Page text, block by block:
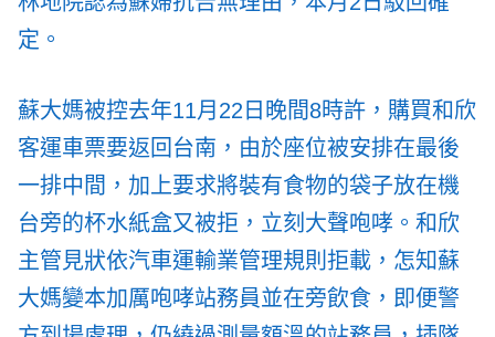
定。
蘇大媽被控去年11月22日晚間8時許，購買和欣
客運車票要返回台南，由於座位被安排在最後
一排中間，加上要求將裝有食物的袋子放在機
台旁的杯水紙盒又被拒，立刻大聲咆哮。和欣
主管見狀依汽車運輸業管理規則拒載，怎知蘇
大媽變本加厲咆哮站務員並在旁飲食，即便警